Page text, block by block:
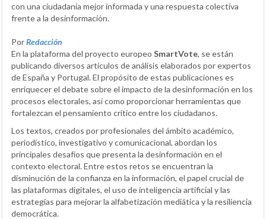
con una ciudadanía mejor informada y una respuesta colectiva
frente a la desinformación.
PorRedacción
En la plataforma del proyecto europeo SmartVote, se están
publicando diversos artículos de análisis elaborados por expertos
de España y Portugal. El propósito de estas publicaciones es
enriquecer el debate sobre el impacto de la desinformación en los
procesos electorales, así como proporcionar herramientas que
fortalezcan el pensamiento crítico entre los ciudadanos.
Los textos, creados por profesionales del ámbito académico,
periodístico, investigativo y comunicacional, abordan los
principales desafíos que presenta la desinformación en el
contexto electoral. Entre estos retos se encuentran la
disminución de la confianza en la información, el papel crucial de
las plataformas digitales, el uso de inteligencia artificial y las
estrategias para mejorar la alfabetización mediática y la resiliencia
democrática.